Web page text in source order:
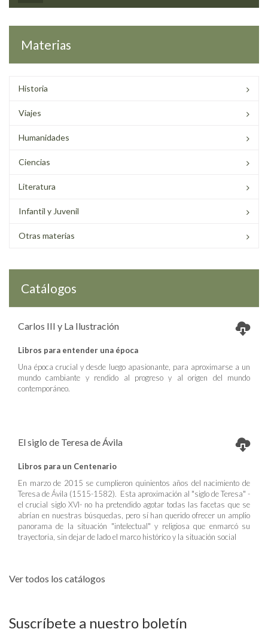
Materias
Historia
Viajes
Humanidades
Ciencias
Literatura
Infantil y Juvenil
Otras materias
Catálogos
Carlos III y La Ilustración
Libros para entender una época
Una época crucial y desde luego apasionante, para aproximarse a un
mundo cambiante y rendido al progreso y al origen del mundo
contemporáneo.
El siglo de Teresa de Ávila
Libros para un Centenario
En marzo de 2015 se cumplieron quinientos años del nacimiento de
Teresa de Ávila (1515-1582). Esta aproximación al "siglo de Teresa" -
el crucial siglo XVI- no ha pretendido agotar todas las facetas que se
abrían en nuestras búsquedas, pero sí han querido ofrecer un amplio
panorama de la situación "intelectual" y religiosa que enmarcó su
trayectoria, sin dejar de lado el marco histórico y la situación social
Ver todos los catálogos
Suscríbete a nuestro boletín